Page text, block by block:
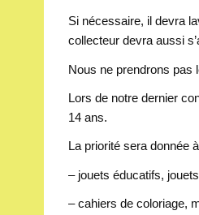
Si nécessaire, il devra
collecteur devra aussi
Nous ne prendrons pas
Lors de notre dernier
14 ans.
La priorité sera donnée
– jouets éducatifs, jouets
– cahiers de coloriage,